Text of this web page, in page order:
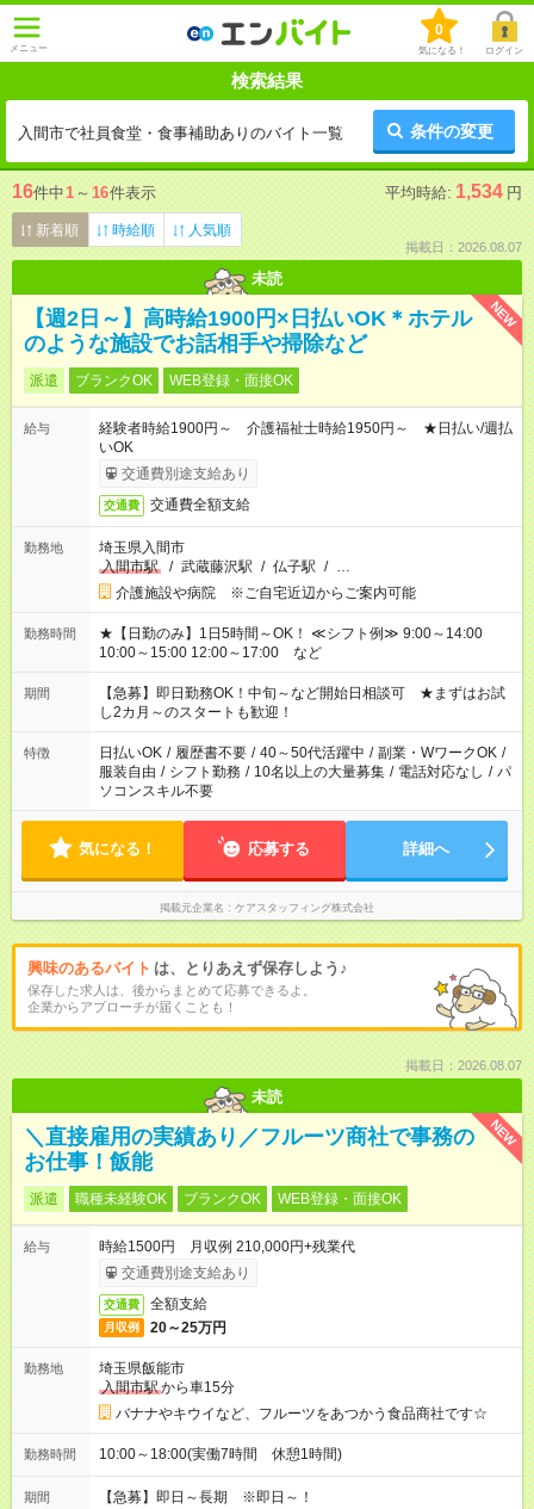
メニュー
0
気になる！ ログイン
検索結果
入間市で社員食堂・食事補助ありのバイト一覧 条件の変更
16件中1 ～ 16件表示 平均時給: 1,534 円
新着順 時給順 人気順
掲載日：2026.08.07
未読
NEW
【週2日～】高時給1900円×日払いOK＊ホテル
のような施設でお話相手や掃除など
派遣 ブランクOK WEB登録・面接OK
給与
経験者時給1900円～ 介護福祉士時給1950円～ ★日払い/週払
いOK
交通費別途支給あり
交通費 交通費全額支給
勤務地
埼玉県入間市
入間市駅
/ 武蔵藤沢駅 / 仏子駅 / …
介護施設や病院 ※ご自宅近辺からご案内可能
勤務時間
★【日勤のみ】1日5時間～OK！ ≪シフト例≫ 9:00～14:00
10:00～15:00 12:00～17:00 など
期間
【急募】即日勤務OK！中旬～など開始日相談可 ★まずはお試
し2カ月～のスタートも歓迎！
特徴 日払いOK / 履歴書不要 / 40～50代活躍中 / 副業・WワークOK /
服装自由 / シフト勤務 / 10名以上の大量募集 / 電話対応なし / パ
ソコンスキル不要
気になる！ 応募する 詳細へ
掲載元企業名 ケアスタッフィング株式会社
興味のあるバイト は、とりあえず保存しよう♪
保存した求人は、後からまとめて応募できるよ。
企業からアプローチが届くことも！
掲載日：2026.08.07
未読
NEW
＼直接雇用の実績あり／フルーツ商社で事務の
お仕事！飯能
派遣 職種未経験OK ブランクOK WEB登録・面接OK
給与
時給1500円 月収例 210,000円+残業代
交通費別途支給あり
交通費 全額支給
月収例 20～25万円
勤務地
埼玉県飯能市
入間市駅から車15分
バナナやキウイなど、フルーツをあつかう食品商社です☆
勤務時間 10:00～18:00(実働7時間 休憩1時間)
期間 【急募】即日～長期 ※即日～！